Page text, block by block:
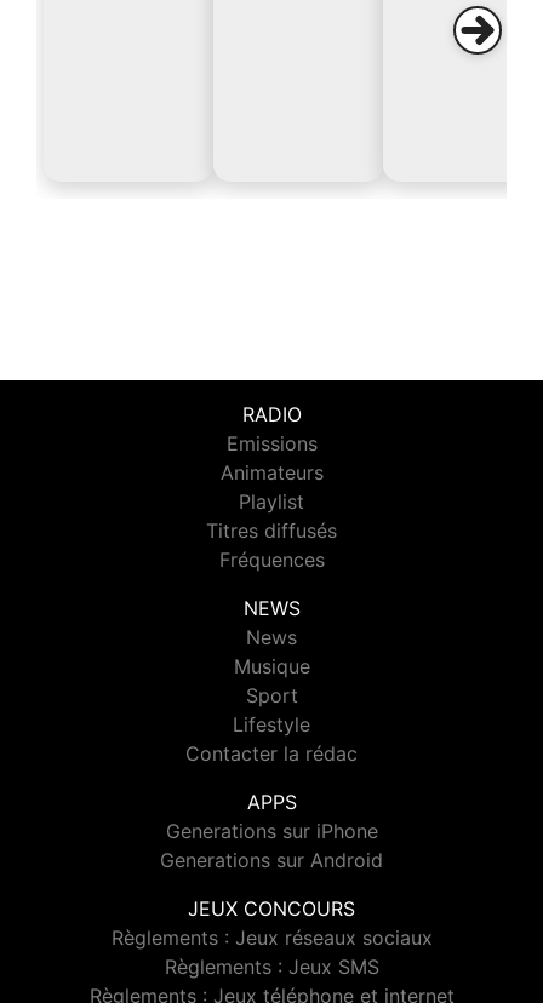
RADIO
Emissions
Animateurs
Playlist
Titres diffusés
Fréquences
NEWS
News
Musique
Sport
Lifestyle
Contacter la rédac
APPS
Generations sur iPhone
Generations sur Android
JEUX CONCOURS
Règlements : Jeux réseaux sociaux
Règlements : Jeux SMS
Règlements : Jeux téléphone et internet